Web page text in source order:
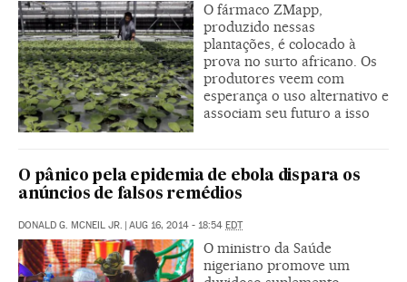
O fármaco ZMapp,
produzido nessas
plantações, é colocado à
prova no surto africano. Os
produtores veem com
esperança o uso alternativo e
associam seu futuro a isso
O pânico pela epidemia de ebola dispara os
anúncios de falsos remédios
DONALD G. MCNEIL JR. | AUG 16, 2014 - 18:54 EDT
O ministro da Saúde
nigeriano promove um